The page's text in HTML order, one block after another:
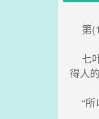
第
七
得人
“所